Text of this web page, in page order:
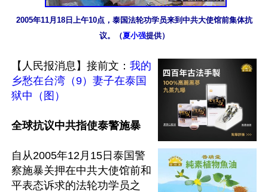
2005年11月18日上午10点，泰国法轮功学员来到中共大使馆前集体抗
议。（夏小强提供）
【人民报消息】接前文： 我的
乡愁在台湾（9）妻子在泰国
狱中（图）
全球抗议中共指使泰警施暴
自从2005年12月15日泰国警
察施暴关押在中共大使馆前和
平表态诉求的法轮功学员之